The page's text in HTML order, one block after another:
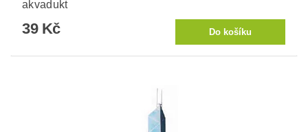
akvadukt
39 Kč